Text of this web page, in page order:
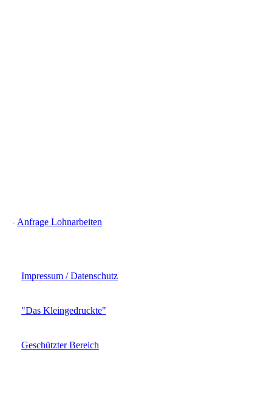
- Anfrage Lohnarbeiten
Impressum / Datenschutz
"Das Kleingedruckte"
Geschützter Bereich